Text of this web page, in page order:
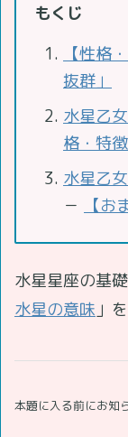
もくじ
【性格
抜群」
水星乙
格・特徴
水星乙
－
【
水星星座の基
水星の意味 」
本題に入る前にお知